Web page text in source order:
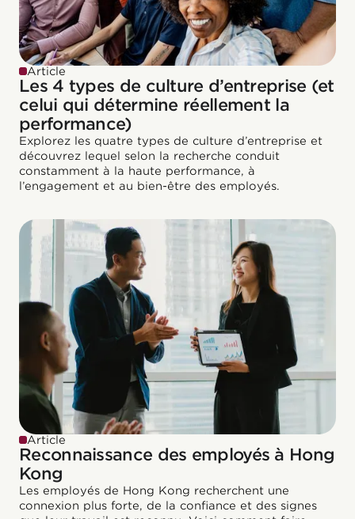
Article
Les 4 types de culture d’entreprise (et
celui qui détermine réellement la
performance)
Explorez les quatre types de culture d’entreprise et
découvrez lequel selon la recherche conduit
constamment à la haute performance, à
l’engagement et au bien-être des employés.
Article
Reconnaissance des employés à Hong
Kong
Les employés de Hong Kong recherchent une
connexion plus forte, de la confiance et des signes